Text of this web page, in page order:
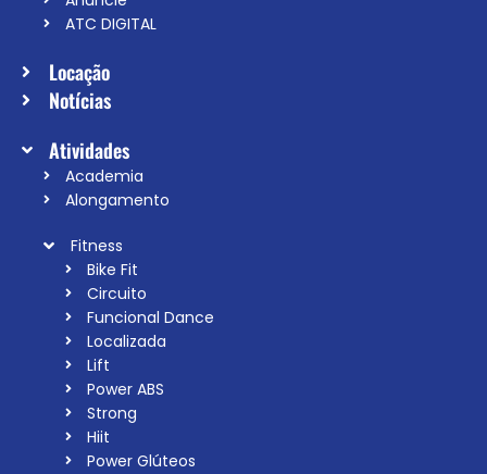
ATC DIGITAL
Locação
Notícias
Atividades
Academia
Alongamento
Fitness
Bike Fit
Circuito
Funcional Dance
Localizada
Lift
Power ABS
Strong
Hiit
Power Glúteos